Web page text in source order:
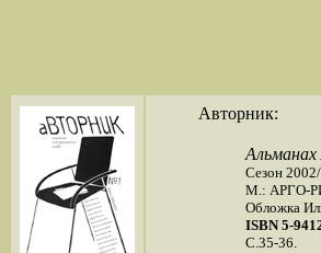
Авторник:
Альманах
Сезон
М.: АРГО-
Обложка
ISBN 5-
C.35-36.